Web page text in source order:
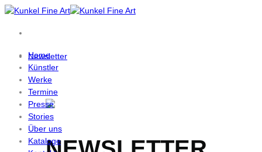
Zum
springen
Newsletter
Home
Künstler
Werke
Termine
Presse
Stories
Über uns
Kataloge